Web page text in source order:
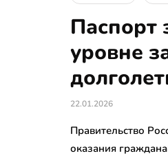
Паспорт
уровне
22.01.2026
Правительство
оказания